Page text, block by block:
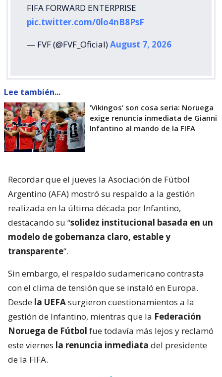
FIFA FORWARD ENTERPRISE
pic.twitter.com/0lo4nB8PsF
— FVF (@FVF_Oficial)August 7, 2026
Lee también...
’Vikingos’ son cosa seria: Noruega
exige renuncia inmediata de Gianni
Infantino al mando de la FIFA
Recordar que el jueves la Asociación de Fútbol
Argentino (AFA) mostró su respaldo a la gestión
realizada en la última década por Infantino,
destacando su “solidez institucional basada en un
modelo de gobernanza claro, estable y
transparente“.
Sin embargo, el respaldo sudamericano contrasta
con el clima de tensión que se instaló en Europa.
Desde la UEFAsurgieron cuestionamientos a la
gestión de Infantino, mientras que la Federación
Noruega de Fútbol fue todavía más lejos y reclamó
este viernes la renuncia inmediata del presidente
de la FIFA.